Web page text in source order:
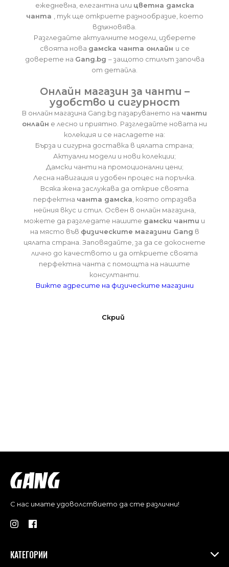
ежедневна, елегантна или цветна дамска
чанта
, тук ще откриете разнообразие, което
вдъхновява.
Разгледайте актуалните модели, изберете
своята нова дамска чанта онлайн и се
доверете на Gang.bg – защото стилът започва
от детайла.
Онлайн магазин за чанти –
удобство и сигурност
В онлайн магазина Gang.bg пазаруването на чанти
онлайн е лесно и приятно. Разгледайте новата ни
колекция и се насладете на:
Бърза и сигурна доставка в цялата страна;
Актуални модели и нови колекции;
Дамски чанти на промоционални цени;
Лесна навигация и удобен процес на поръчка.
Всяка жена заслужава да открие своята
перфектна чанта дамска , която отразява
нейния вкус и стил. Освен в онлайн магазина,
можете да разгледате нашите дамски чанти и
на място във физическите магазини Gang в
цялата страна. Заповядайте, за да се докоснете
лично до качеството и да откриете своята
перфектна чанта с помощта на нашите
консултанти.
Вижте адресите на физическите магазини
Скрий
С нас имате удоволствието да сте различни!
КАТЕГОРИИ